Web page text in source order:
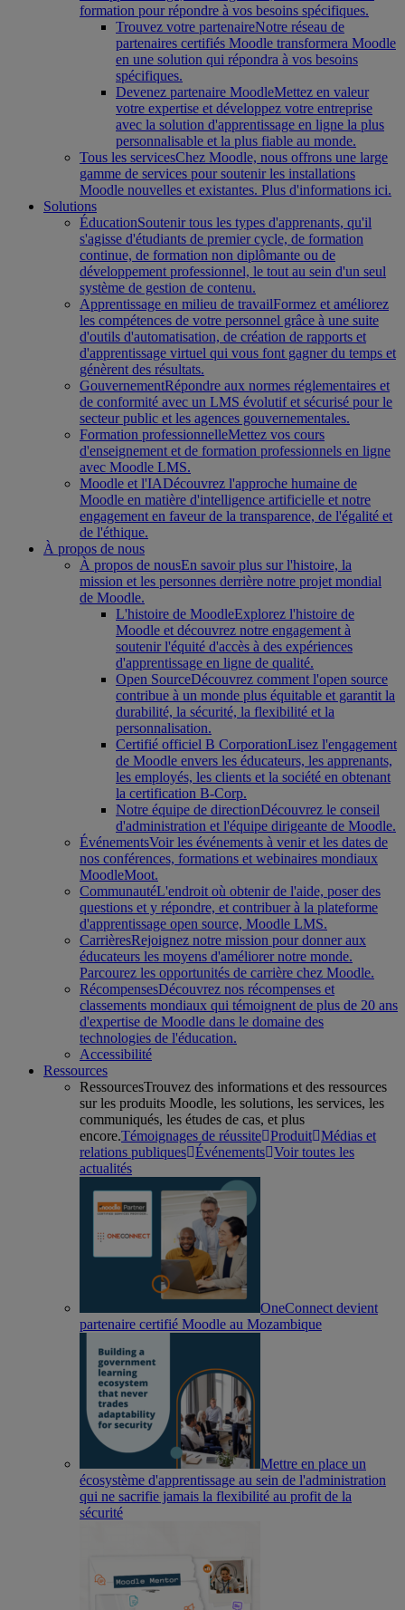
formation pour répondre à vos besoins spécifiques.
Trouvez votre partenaireNotre réseau de
partenaires certifiés Moodle transformera Moodle
en une solution qui répondra à vos besoins
spécifiques.
Devenez partenaire MoodleMettez en valeur
votre expertise et développez votre entreprise
avec la solution d'apprentissage en ligne la plus
personnalisable et la plus fiable au monde.
Tous les servicesChez Moodle, nous offrons une large
gamme de services pour soutenir les installations
Moodle nouvelles et existantes. Plus d'informations ici.
Solutions
ÉducationSoutenir tous les types d'apprenants, qu'il
s'agisse d'étudiants de premier cycle, de formation
continue, de formation non diplômante ou de
développement professionnel, le tout au sein d'un seul
système de gestion de contenu.
Apprentissage en milieu de travailFormez et améliorez
les compétences de votre personnel grâce à une suite
d'outils d'automatisation, de création de rapports et
d'apprentissage virtuel qui vous font gagner du temps et
génèrent des résultats.
GouvernementRépondre aux normes réglementaires et
de conformité avec un LMS évolutif et sécurisé pour le
secteur public et les agences gouvernementales.
Formation professionnelleMettez vos cours
d'enseignement et de formation professionnels en ligne
avec Moodle LMS.
Moodle et l'IADécouvrez l'approche humaine de
Moodle en matière d'intelligence artificielle et notre
engagement en faveur de la transparence, de l'égalité et
de l'éthique.
À propos de nous
À propos de nousEn savoir plus sur l'histoire, la
mission et les personnes derrière notre projet mondial
de Moodle.
L'histoire de MoodleExplorez l'histoire de
Moodle et découvrez notre engagement à
soutenir l'équité d'accès à des expériences
d'apprentissage en ligne de qualité.
Open SourceDécouvrez comment l'open source
contribue à un monde plus équitable et garantit la
durabilité, la sécurité, la flexibilité et la
personnalisation.
Certifié officiel B CorporationLisez l'engagement
de Moodle envers les éducateurs, les apprenants,
les employés, les clients et la société en obtenant
la certification B-Corp.
Notre équipe de directionDécouvrez le conseil
d'administration et l'équipe dirigeante de Moodle.
ÉvénementsVoir les événements à venir et les dates de
nos conférences, formations et webinaires mondiaux
MoodleMoot.
CommunautéL'endroit où obtenir de l'aide, poser des
questions et y répondre, et contribuer à la plateforme
d'apprentissage open source, Moodle LMS.
CarrièresRejoignez notre mission pour donner aux
éducateurs les moyens d'améliorer notre monde.
Parcourez les opportunités de carrière chez Moodle.
RécompensesDécouvrez nos récompenses et
classements mondiaux qui témoignent de plus de 20 ans
d'expertise de Moodle dans le domaine des
technologies de l'éducation.
Accessibilité
Ressources
RessourcesTrouvez des informations et des ressources
sur les produits Moodle, les solutions, les services, les
communiqués, les études de cas, et plus
encore.Témoignages de réussite Produit Médias et
relations publiques Événements Voir toutes les
actualités
OneConnect devient
partenaire certifié Moodle au Mozambique
Mettre en place un
écosystème d'apprentissage au sein de l'administration
qui ne sacrifie jamais la flexibilité au profit de la
sécurité